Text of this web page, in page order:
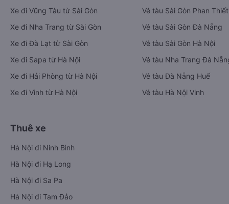
Xe đi Vũng Tàu từ Sài Gòn
Xe đi Nha Trang từ Sài Gòn
Xe đi Đà Lạt từ Sài Gòn
Xe đi Sapa từ Hà Nội
Xe đi Hải Phòng từ Hà Nội
Xe đi Vinh từ Hà Nội
Vé tàu Sài Gòn Phan Thiết
Vé tàu Sài Gòn Đà Nẵng
Vé tàu Sài Gòn Hà Nội
Vé tàu Nha Trang Đà
Vé tàu Đà Nẵng Huế
Vé tàu Hà Nội Vinh
Thuê xe
Hà Nội đi Ninh Bình
Hà Nội đi Hạ Long
Hà Nội đi Sa Pa
Hà Nội đi Tam Đảo